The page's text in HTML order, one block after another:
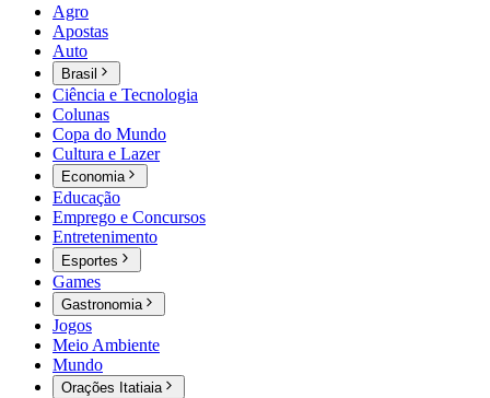
Agro
Apostas
Auto
Brasil
Ciência e Tecnologia
Colunas
Copa do Mundo
Cultura e Lazer
Economia
Educação
Emprego e Concursos
Entretenimento
Esportes
Games
Gastronomia
Jogos
Meio Ambiente
Mundo
Orações Itatiaia